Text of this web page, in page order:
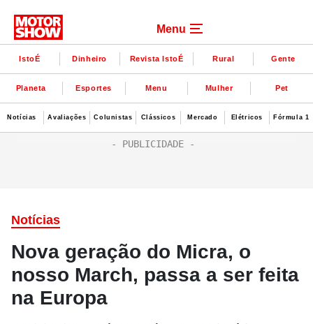
Menu
IstoÉ Dinheiro Revista IstoÉ Rural Gente
Planeta Esportes Menu Mulher Pet
Notícias Avaliações Colunistas Clássicos Mercado Elétricos Fórmula 1
Notícias
Nova geração do Micra, o
nosso March, passa a ser feita
na Europa